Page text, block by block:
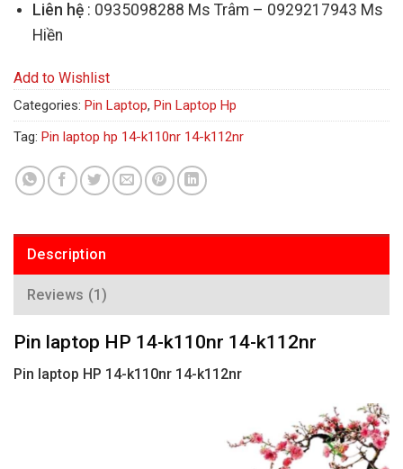
Liên hệ: 0935098288 Ms Trâm – 0929217943 Ms
Hiền
Add to Wishlist
Categories: Pin Laptop, Pin Laptop Hp
Tag: Pin laptop hp 14-k110nr 14-k112nr
Description
Reviews (1)
Pin laptop HP 14-k110nr 14-k112nr
Pin laptop HP 14-k110nr 14-k112nr